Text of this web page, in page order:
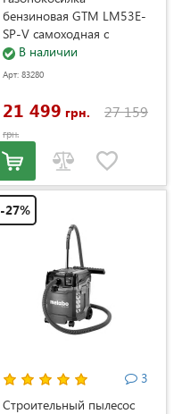
бензиновая GTM LM53E-
SP-V самоходная с
электростартером и
регулировкой скорости
В наличии
Арт: 83280
21 499 грн. 27 159
грн.
-27%
3
Строительный пылесос